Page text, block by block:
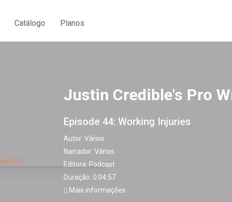
Catálogo Planos
Justin Credible's Pro
Episode 44: Working Injuries
Autor: Vários
Narrador: Vários
Editora: Podcast
Duração: 0:04:57
Mais informações